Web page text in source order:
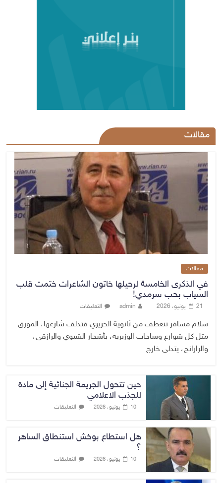
مقالات
مقالات
في الذكرى الخامسة لرحيلها خاتون الشاعرات ختمت قلب
السياب بحب سرمدي!
21 يونيو، 2026 admin التعليقات
سلام مسافر تنعطف من ثانوية الحريري فتدلف شارعها، المورق
مثل كل شوارع وساحات الوزيرية، بأشجار الشبوي والرازقي،
والرارانج، يتدلى خارج
حين تتحول الجريمة الجنائية إلى مادة
للجذب الاعلامي
10 يونيو، 2026 التعليقات
هل استطاع بوخش استنطاق الساهر
؟
10 يونيو، 2026 التعليقات